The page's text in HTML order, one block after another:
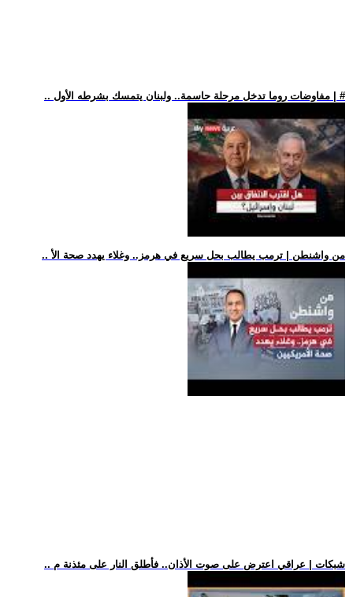
.. مفاوضات روما تدخل مرحلة حاسمة.. ولبنان يتمسك بشرطه الأول | #
.. من واشنطن | ترمب يطالب بحل سريع في هرمز.. وغلاء يهدد صحة الأ
.. شبكات | عراقي اعترض على صوت الأذان.. فأطلق النار على مئذنة م